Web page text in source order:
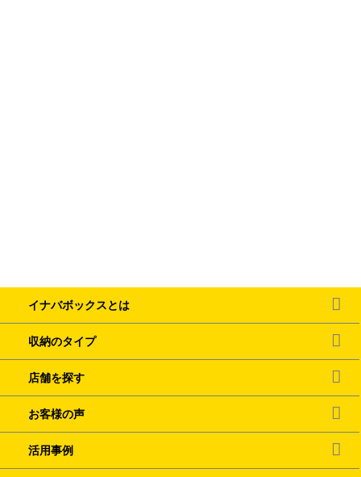
イナバボックスとは
収納のタイプ
店舗を探す
お客様の声
活用事例